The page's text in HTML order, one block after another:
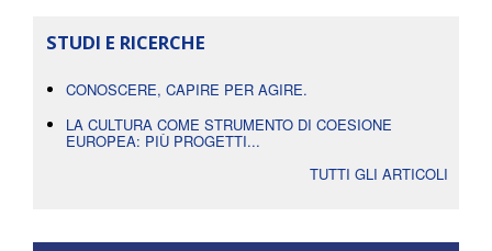
STUDI E RICERCHE
CONOSCERE, CAPIRE PER AGIRE.
LA CULTURA COME STRUMENTO DI COESIONE
EUROPEA: PIÙ PROGETTI...
TUTTI GLI ARTICOLI